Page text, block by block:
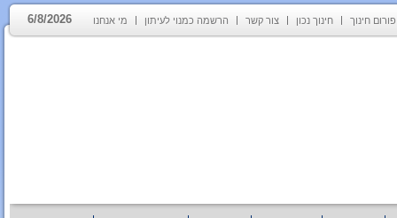
פורום חינוך חינוך נכון צור קשר הרשמה כמנוי לעיתון מי אנחנו 6/8/2026